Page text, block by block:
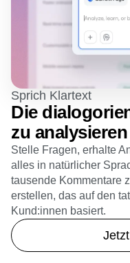
Sprich Klartext
Die
zu analysieren
Stelle Fragen, erhalte
alles in natürlicher
tausende Kommentare
erstellen, das auf den
Kund:innen basiert.